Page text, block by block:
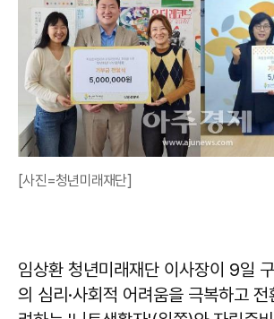
[사진=청년미래재단]
임상환 청년미래재단 이사장이 9일
의 심리·사회적 어려움을 극복하고